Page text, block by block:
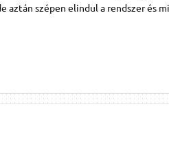
aztán szépen elindul a rendszer és